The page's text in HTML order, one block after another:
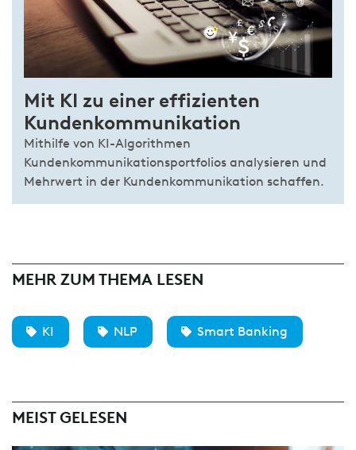
Mit KI zu einer effizienten
Kundenkommunikation
Mithilfe von KI-Algorithmen
Kundenkommunikationsportfolios analysieren und
Mehrwert in der Kundenkommunikation schaffen.
MEHR ZUM THEMA LESEN
KI NLP Smart Banking
MEIST GELESEN